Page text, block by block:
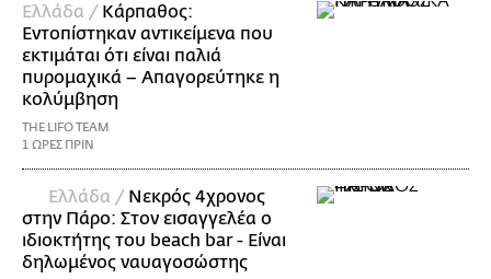
Ελλάδα / Κάρπαθος:
Εντοπίστηκαν αντικείμενα που
εκτιμάται ότι είναι παλιά
πυρομαχικά – Απαγορεύτηκε η
κολύμβηση
THE LIFO TEAM
1 ΩΡΕΣ ΠΡΙΝ
Ελλάδα / Νεκρός 4χρονος
στην Πάρο: Στον εισαγγελέα ο
ιδιοκτήτης του beach bar - Είναι
δηλωμένος ναυαγοσώστης